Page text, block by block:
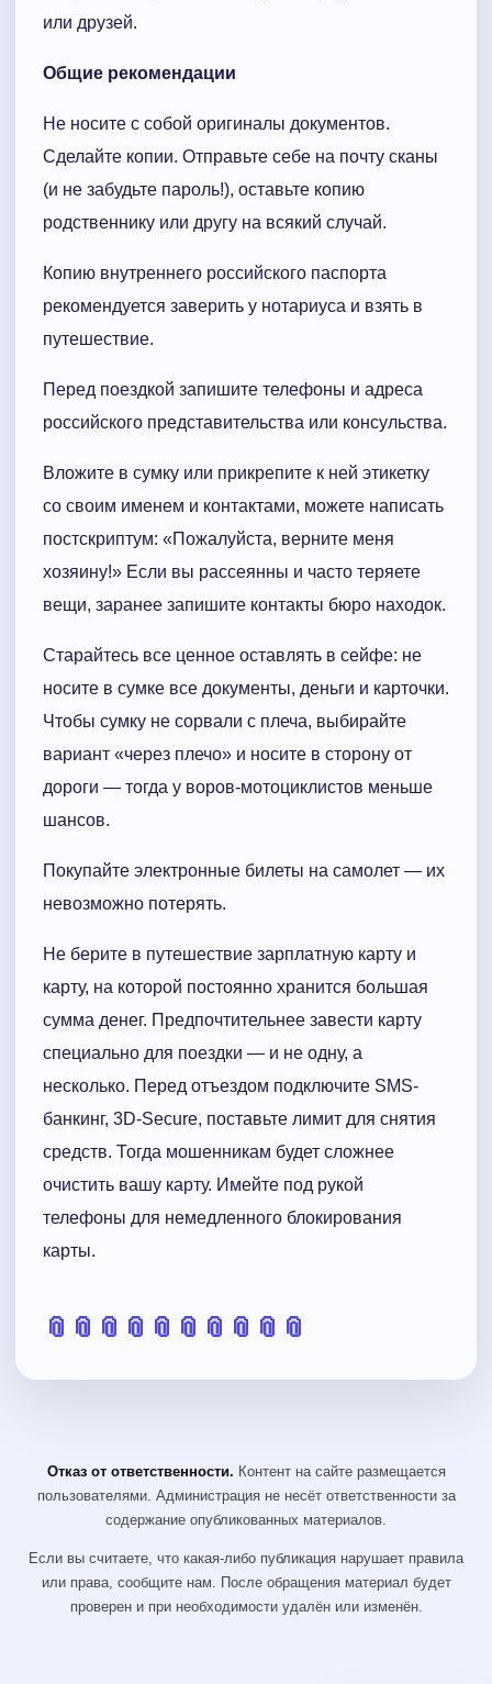
или друзей.
Общие рекомендации
Не носите с собой оригиналы документов.
Сделайте копии. Отправьте себе на почту сканы
(и не забудьте пароль!), оставьте копию
родственнику или другу на всякий случай.
Копию внутреннего российского паспорта
рекомендуется заверить у нотариуса и взять в
путешествие.
Перед поездкой запишите телефоны и адреса
российского представительства или консульства.
Вложите в сумку или прикрепите к ней этикетку
со своим именем и контактами, можете написать
постскриптум: «Пожалуйста, верните меня
хозяину!» Если вы рассеянны и часто теряете
вещи, заранее запишите контакты бюро находок.
Старайтесь все ценное оставлять в сейфе: не
носите в сумке все документы, деньги и карточки.
Чтобы сумку не сорвали с плеча, выбирайте
вариант «через плечо» и носите в сторону от
дороги — тогда у воров-мотоциклистов меньше
шансов.
Покупайте электронные билеты на самолет — их
невозможно потерять.
Не берите в путешествие зарплатную карту и
карту, на которой постоянно хранится большая
сумма денег. Предпочтительнее завести карту
специально для поездки — и не одну, а
несколько. Перед отъездом подключите SMS-
банкинг, 3D-Secure, поставьте лимит для снятия
средств. Тогда мошенникам будет сложнее
очистить вашу карту. Имейте под рукой
телефоны для немедленного блокирования
карты.
📎 📎 📎 📎 📎 📎 📎 📎 📎 📎
Отказ от ответственности. Контент на сайте размещается
пользователями. Администрация не несёт ответственности за
содержание опубликованных материалов.
Если вы считаете, что какая-либо публикация нарушает правила
или права, сообщите нам. После обращения материал будет
проверен и при необходимости удалён или изменён.